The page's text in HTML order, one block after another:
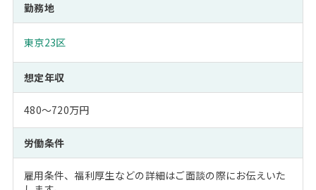
勤務地
東京23区
想定年収
480～720万円
労働条件
雇用条件、福利厚生などの詳細はご面談の際にお伝えいた